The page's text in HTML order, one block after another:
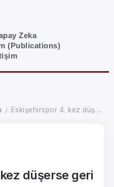
Zeka
(Publications)
/ Eskişehirspor 4. kez düşerse geri gelmek??
düşerse geri